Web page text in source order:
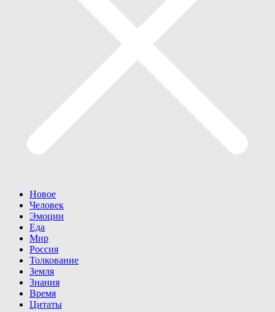
Новое
Человек
Эмоции
Еда
Мир
Россия
Толкование
Земля
Знания
Время
Цитаты